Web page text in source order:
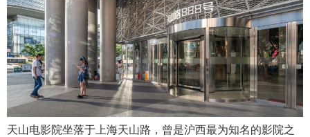
天山电影院坐落于上海天山路，曾是沪西最为知名的影院之